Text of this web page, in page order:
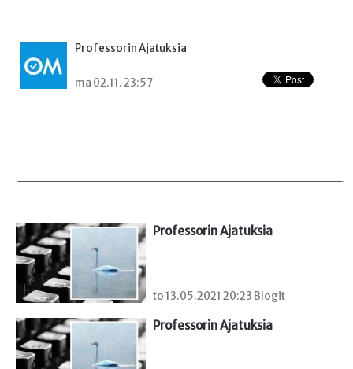
Professorin Ajatuksia
ma 02.11. 23:57
Professorin Ajatuksia
to 13.05.2021 20:23 Blogit
Professorin Ajatuksia